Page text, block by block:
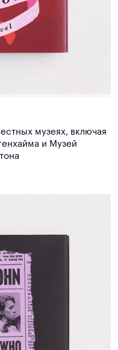
музеях, включая
и Музей